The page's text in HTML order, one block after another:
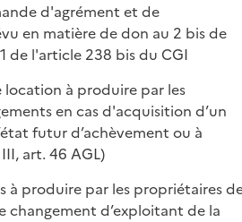
d'agrément et de
en matière de don au 2 bis de
de l'article 238 bis du CGI
location à produire par les
en cas d'acquisition d’un
futur d’achèvement ou à
art. 46 AGL)
à produire par les propriétaires
changement d’exploitant de la